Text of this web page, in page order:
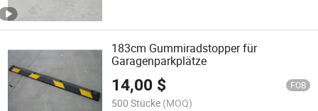
183cm Gummiradstopper für
Garagenparkplätze
14,00 $ FOB
500 Stücke (MOQ)